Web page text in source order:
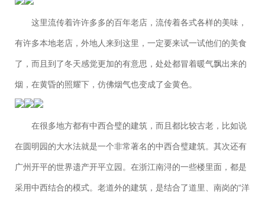
这里流传着许许多多的百年老店，流传着各式各样的美味，
有许多本地老店，外地人来到这里，一定要来试一试他们的美食
了，而且到了冬天感觉更加的有意思，处处都冒着暖气飘出来的
烟，在黄昏的照耀下，仿佛烟气也变成了金黄色。
在很多地方都有中西合璧的建筑，而且都比较古老，比如说
在圆明园的大水法就是一个非常著名的中西合璧建筑。其次还有
广州开平的世界遗产开平立园。在浙江南浔的一些楼里面，都是
采用中西结合的模式。老道外的建筑，是结合了道里、南岗的“洋